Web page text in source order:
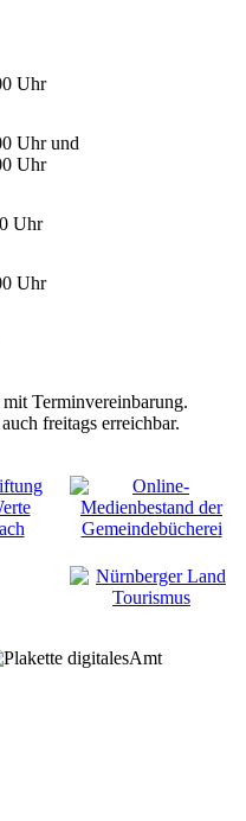
Uhr
Uhr und
Uhr
Uhr
Uhr
Terminvereinbarung.
freitags erreichbar.